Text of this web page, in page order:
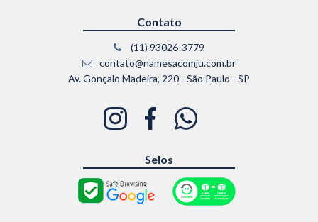
Contato
(11) 93026-3779
contato@namesacomju.com.br
Av. Gonçalo Madeira, 220 - São Paulo - SP
Selos